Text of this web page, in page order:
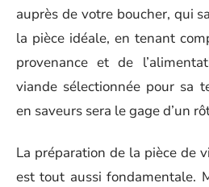
auprès de votre boucher, qui
la pièce idéale, en tenant
provenance et de
viande sélectionnée pour sa
en saveurs sera le gage d’un
La préparation de la pièce de
est tout aussi fondamentale.